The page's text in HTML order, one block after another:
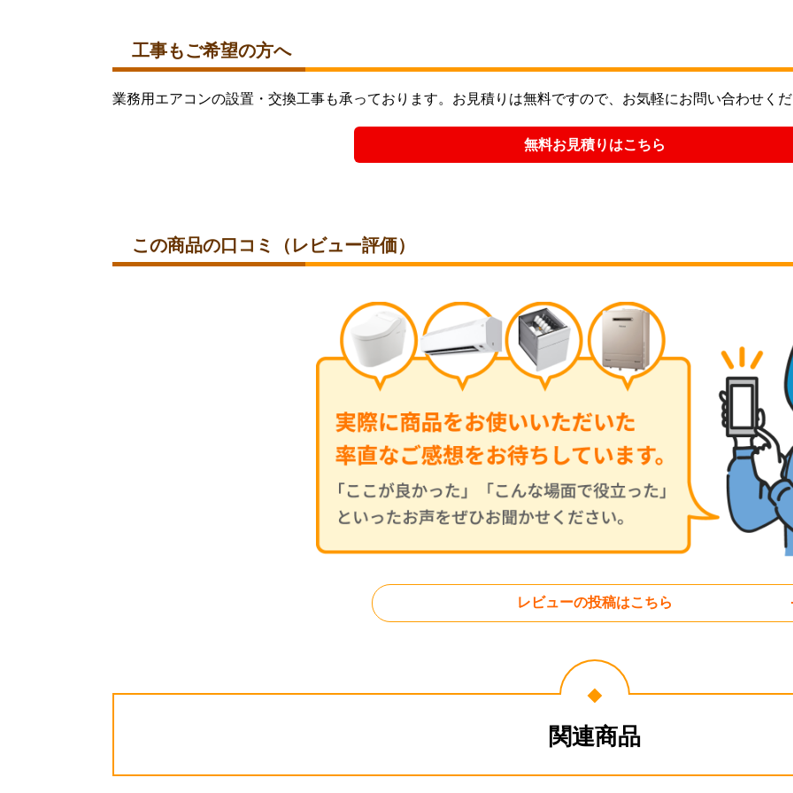
工事もご希望の方へ
業務用エアコンの設置・交換工事も承っております。お見積りは無料ですので、お気軽にお問い合わせく
無料お見積りはこちら
この商品の口コミ（レビュー評価）
レビューの投稿はこちら
関連商品